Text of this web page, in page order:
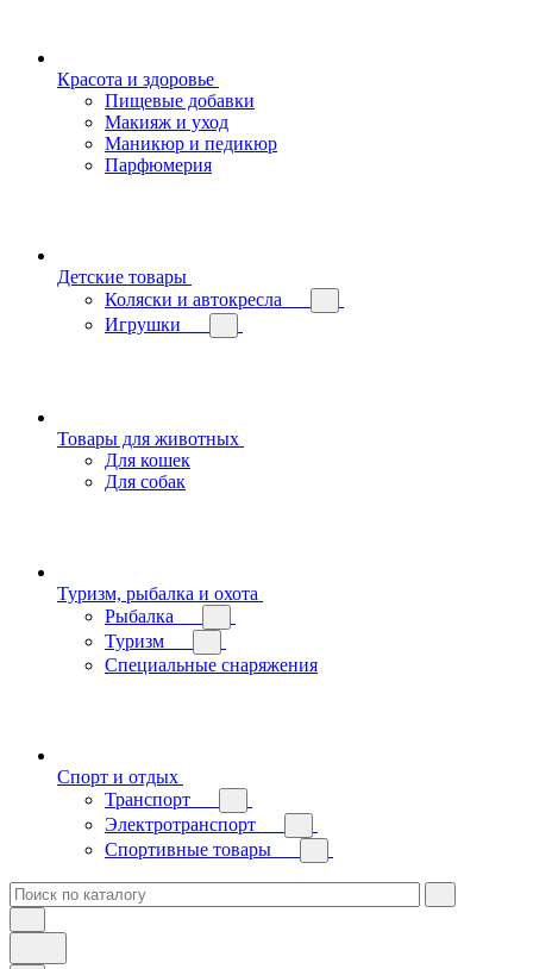
Красота и здоровье
Пищевые добавки
Макияж и уход
Маникюр и педикюр
Парфюмерия
Детские товары
Коляски и автокресла
Игрушки
Товары для животных
Для кошек
Для собак
Туризм, рыбалка и охота
Рыбалка
Туризм
Специальные снаряжения
Спорт и отдых
Транспорт
Электротранспорт
Спортивные товары